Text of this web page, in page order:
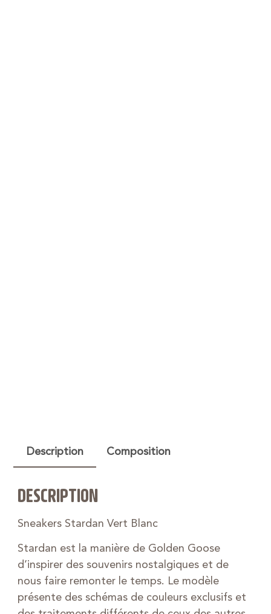
Description Composition
DESCRIPTION
Sneakers Stardan Vert Blanc
Stardan est la manière de Golden Goose
d’inspirer des souvenirs nostalgiques et de
nous faire remonter le temps. Le modèle
présente des schémas de couleurs exclusifs et